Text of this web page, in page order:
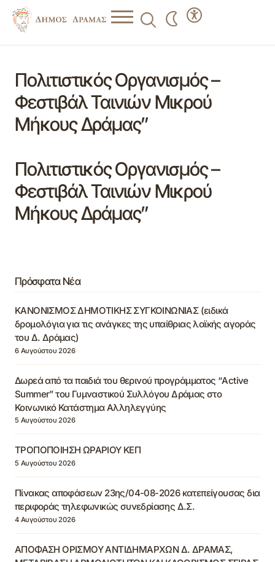
Πολιτιστικός Οργανισμός –
Φεστιβάλ Ταινιών Μικρού
Μήκους Δράμας”
Πολιτιστικός Οργανισμός –
Φεστιβάλ Ταινιών Μικρού
Μήκους Δράμας”
Πρόσφατα Νέα
ΚΑΝΟΝΙΣΜΟΣ ΔΗΜΟΤΙΚΗΣ ΣΥΓΚΟΙΝΩΝΙΑΣ (ειδικά
δρομολόγια για τις ανάγκες της υπαίθριας λαϊκής αγοράς
του Δ. Δράμας)
6 Αυγούστου 2026
Δωρεά από τα παιδιά του θερινού προγράμματος “Active
Summer” του Γυμναστικού Συλλόγου Δράμας στο
Κοινωνικό Κατάστημα Αλληλεγγύης
5 Αυγούστου 2026
ΤΡΟΠΟΠΟΙΗΣΗ ΩΡΑΡΙΟΥ ΚΕΠ
5 Αυγούστου 2026
Πίνακας αποφάσεων 23ης/04-08-2026 κατεπείγουσας δια
περιφοράς τηλεφωνικώς συνεδρίασης Δ.Σ.
4 Αυγούστου 2026
ΑΠΟΦΑΣΗ ΟΡΙΣΜΟΥ ΑΝΤΙΔΗΜΑΡΧΩΝ Δ. ΔΡΑΜΑΣ,